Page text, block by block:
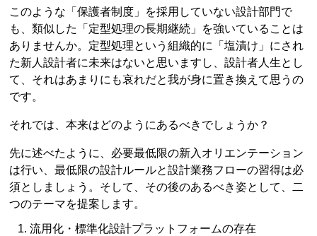
このような「保護者制度」を採用していない設計部門で
も、類似した「定型処理の長期継続」を強いていることは
ありませんか。定型処理という組織的に「塩漬け」にされ
た新人設計者に未来はないと思いますし、設計者人生とし
て、それはあまりにも哀れだと我が身に置き換えて思うの
です。
それでは、本来はどのようにあるべきでしょうか？
先に述べたように、必要最低限の新入オリエンテーション
は行い、最低限の設計ルールと設計業務フローの習得は必
須としましょう。そして、その後のあるべき姿として、二
つのテーマを提案します。
流用化・標準化設計プラットフォームの存在